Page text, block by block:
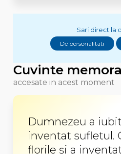
Sari direct la
De personalitati
Cuvinte
accesate in acest moment
Dumnezeu a
inventat sufletul.
florile şi a